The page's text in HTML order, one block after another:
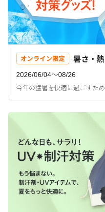
オンライン限定 暑さ・
2026/06/04〜08/26
今年の猛暑を快適に過ごすた